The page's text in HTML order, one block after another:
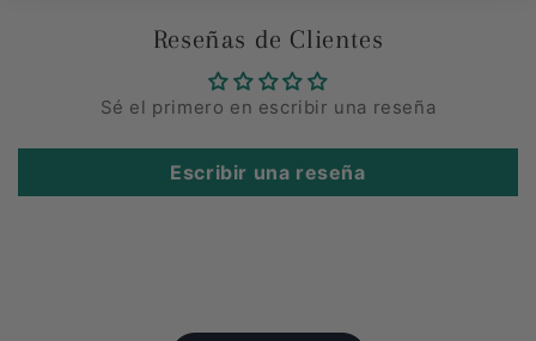
Reseñas de Clientes
Sé el primero en escribir una reseña
Escribir una reseña